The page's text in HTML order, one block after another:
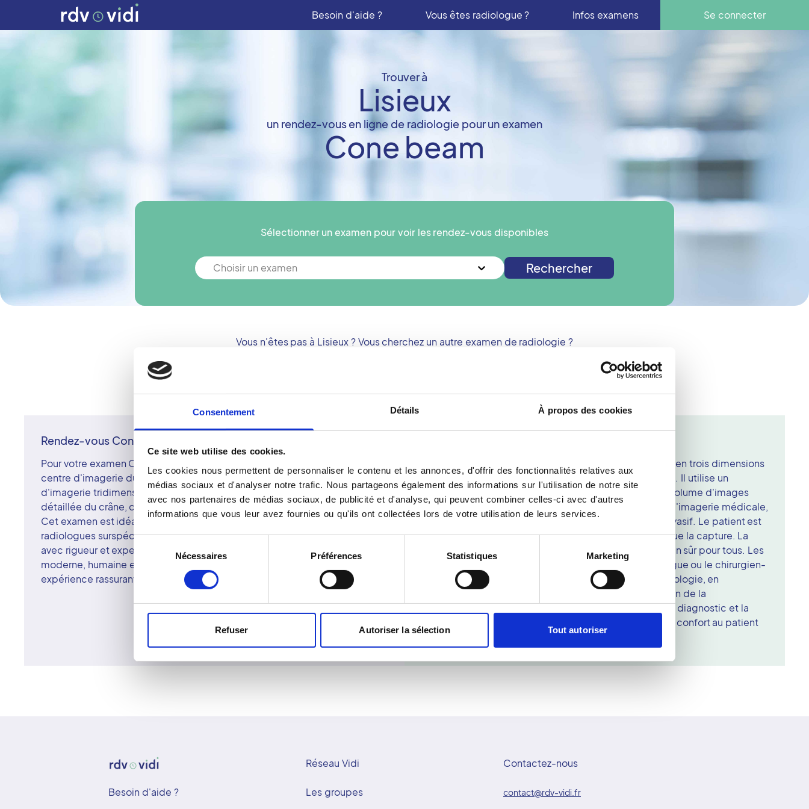
Consentement Détails À propos des cookies
Ce site web utilise des cookies.
Les cookies nous permettent de personnaliser le contenu et les annonces, d'offrir des fonctionnalités relatives aux
médias sociaux et d'analyser notre trafic. Nous partageons également des informations sur l'utilisation de notre site
avec nos partenaires de médias sociaux, de publicité et d'analyse, qui peuvent combiner celles-ci avec d'autres
informations que vous leur avez fournies ou qu'ils ont collectées lors de votre utilisation de leurs services.
Sélection
du
consentement
Nécessaires Préférences Statistiques Marketing
Refuser Autoriser la sélection Tout autoriser
Besoin d'aide ? Vous êtes radiologue ? Infos examens Se connecter
Trouver à
Lisieux
un rendez-vous en ligne de radiologie pour un examen
Cone beam
Sélectionner un examen pour voir les rendez-vous disponibles
Choisir un examen Rechercher
Vous n'êtes pas à Lisieux? Vous cherchez un autre examen de radiologie ?
Rendez-vous Cone Beam à Lisieux
Pour votre examen Cone Beam à Lisieux, prenez rendez-vous dans un
centre d'imagerie du réseau Vidi. Le Cone Beam est une technique
d'imagerie tridimensionnelle à faisceau conique, offrant une visualisation
détaillée du crâne, des dents et des sinus avec une irradiation minimale.
Cet examen est idéal pour les bilans dentaires, chirurgicaux ou ORL. Les
radiologues surspécialisés du centre de Lisieux interprètent les images
avec rigueur et expertise. Le réseau Vidi s'attache à offrir une radiologie
moderne, humaine et précise. À Lisieux, chaque patient bénéficie d'une
expérience rassurante et d'un diagnostic de haute qualité.
Le Cone Beam est une technique d'imagerie médicale en trois dimensions
dédiée à l'étude des dents, des mâchoires et des sinus. Il utilise un
faisceau conique de rayons X qui permet d'obtenir un volume d'images
complet en une seule rotation. Réalisé dans un centre d'imagerie médicale,
le Cone Beam est un examen rapide, indolore et non invasif. Le patient est
confortablement installé pendant que l'appareil effectue la capture. La
dose de rayonnement est faible, garantissant un examen sûr pour tous. Les
images obtenues sont ensuite analysées par le radiologue ou le chirurgien-
dentiste. Cet outil est particulièrement utile en implantologie, en
orthodontie et en chirurgie dentaire. Grâce à la précision de la
reconstruction 3D, le Cone Beam améliore la qualité du diagnostic et la
planification thérapeutique, tout en offrant un excellent confort au patient
et une grande fiabilité diagnostique.
Besoin d'aide ?
Réseau Vidi
Les groupes
Contactez-nous
contact@rdv-vidi.fr